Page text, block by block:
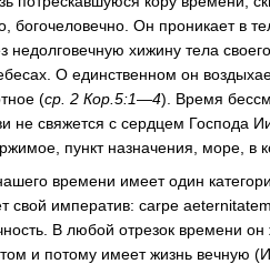
богочеловечно. Он проникает в
недолговечную хижину тела
О единственном он
(ср. 2 Кор.5:1—4). Время
не свяжется с сердцем Господа
пункт назначения, море, в
времени имеет один
свой императив: carpe
В любой отрезок времени
и потому имеет жизнь вечную